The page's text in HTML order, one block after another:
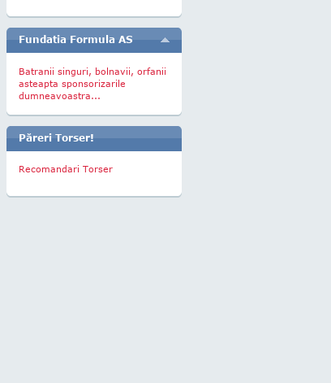
Fundatia Formula AS
Batranii singuri, bolnavii, orfanii
asteapta sponsorizarile
dumneavoastra...
Păreri Torser!
Recomandari Torser